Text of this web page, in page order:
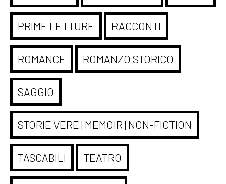
PRIME LETTURE RACCONTI
ROMANCE ROMANZO STORICO
SAGGIO
STORIE VERE | MEMOIR | NON-FICTION
TASCABILI TEATRO